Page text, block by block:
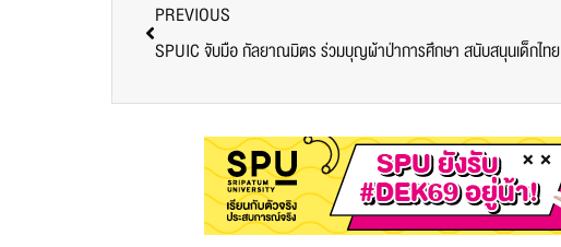
PREVIOUS
SPUIC จับมือ กัลยาณมิตร ร่วมบุญผ้าป่าการศึกษา สนับสนุนเด็กไทย